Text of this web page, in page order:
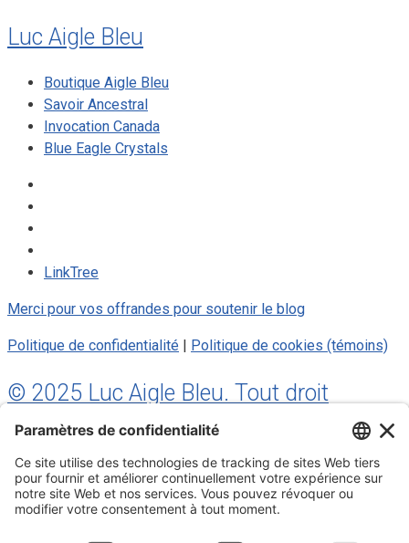
Luc Aigle Bleu
Boutique Aigle Bleu
Savoir Ancestral
Invocation Canada
Blue Eagle Crystals
LinkTree
Merci pour vos offrandes pour soutenir le blog
Politique de confidentialité Politique de cookies (témoins)
© 2025 Luc Aigle Bleu. Tout droit
réservé.
S'inscrire à mon Infolettre